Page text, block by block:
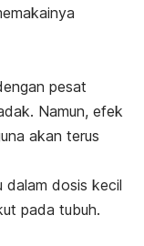
pesat
Namun, efek
akan terus
dalam dosis kecil
pada tubuh.